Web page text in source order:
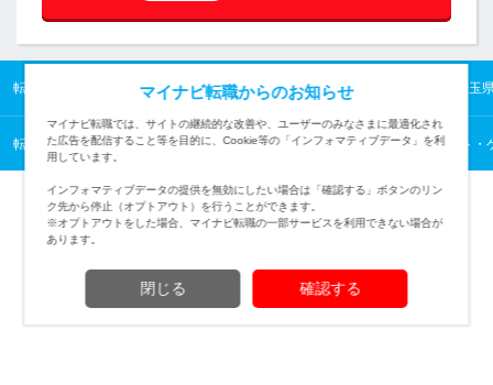
転職TOP 首都圏の転職・求人情報TOP 埼玉県の転職・求人情報TOP 埼玉
転職TOP WEB・インターネット・ゲームから探す WEB・インターネット・
(c) Mynavi Corporation
マイナビ転職からのお知らせ
マイナビ転職では、サイトの継続的な改善や、ユーザーのみなさまに最適化され
た広告を配信すること等を目的に、Cookie等の「インフォマティブデータ」を利
用しています。
インフォマティブデータの提供を無効にしたい場合は「確認する」ボタンのリン
ク先から停止（オプトアウト）を行うことができます。
※オプトアウトをした場合、マイナビ転職の一部サービスを利用できない場合が
あります。
閉じる 確認する